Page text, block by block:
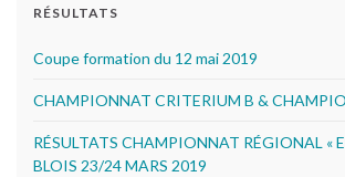
RÉSULTATS
Coupe formation du 12 mai 2019
CHAMPIONNAT CRITERIUM B &
RÉSULTATS CHAMPIONNAT RÉGIONAL «
BLOIS 23/24 MARS 2019